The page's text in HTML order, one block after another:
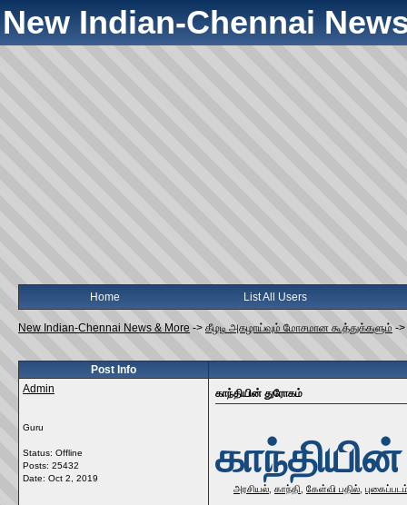
New Indian-Chennai
Home List All Users
New Indian-Chennai News & More -> கீழடி அகழாய்வும் மோசமான கூத்துக்களும் ->
Post Info
Admin
Guru
Status: Offline
Posts: 25432
Date: Oct 2, 2019
காந்தியின் துரோகம்
அரசியல் காந்தி கேள்வி பதில்